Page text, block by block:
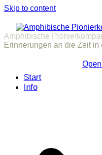
Skip to content
Amphibische
Erinnerungen an die Zeit
Start
Info